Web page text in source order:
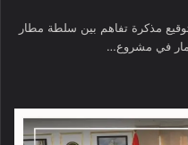
الثلاثاء الموافق 3 أبريل 2024. توقيع مذكرة تفاهم بين سلطة مطار
في مشروع…